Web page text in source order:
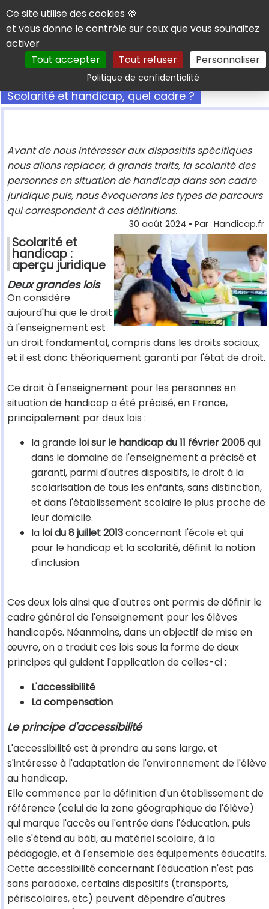
Panneau de gestion des cookies
Ce site utilise des cookies 🍪
et vous donne le contrôle sur ceux que vous souhaitez
activer
Tout accepter
Tout refuser Personnaliser
Politique de confidentialitéRechercher
Scolarité et handicap, quel cadre ?
Avant de nous intéresser aux dispositifs spécifiques
nous allons replacer, à grands traits, la scolarité des
personnes en situation de handicap dans son cadre
juridique puis, nous évoquerons les types de parcours
qui correspondent à ces définitions.
30 août 2024 • Par Handicap.fr
Scolarité et
handicap :
aperçu juridique
Deux grandes lois
On considère
aujourd'hui que le droit
à l'enseignement est
un droit fondamental, compris dans les droits sociaux,
et il est donc théoriquement garanti par l'état de droit.
Ce droit à l'enseignement pour les personnes en
situation de handicap a été précisé, en France,
principalement par deux lois :
la grande loi sur le handicap du 11 février 2005qui
dans le domaine de l'enseignement a précisé et
garanti, parmi d'autres dispositifs, le droit à la
scolarisation de tous les enfants, sans distinction,
et dans l'établissement scolaire le plus proche de
leur domicile.
la loi du 8 juillet 2013concernant l'école et qui
pour le handicap et la scolarité, définit la notion
d'inclusion.
Ces deux lois ainsi que d'autres ont permis de définir le
cadre général de l'enseignement pour les élèves
handicapés. Néanmoins, dans un objectif de mise en
œuvre, on a traduit ces lois sous la forme de deux
principes qui guident l'application de celles-ci :
L'accessibilité
La compensation
Le principe d'accessibilité
L'accessibilité est à prendre au sens large, et
s'intéresse à l'adaptation de l'environnement de l'élève
au handicap.
Elle commence par la définition d'un établissement de
référence (celui de la zone géographique de l'élève)
qui marque l'accès ou l'entrée dans l'éducation, puis
elle s'étend au bâti, au matériel scolaire, à la
pédagogie, et à l'ensemble des équipements éducatifs.
Cette accessibilité concernant l'éducation n'est pas
sans paradoxe, certains dispositifs (transports,
périscolaires, etc) peuvent dépendre d'autres